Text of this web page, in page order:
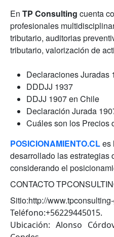
En TP Consulting cuenta
profesionales
tributario, auditorias
tributario, valorización de
Declaraciones Juradas
DDDJJ 1937
DDJJ 1907 en Chile
Declaración Jurada
Cuáles son los Precios
POSICIONAMIENTO.CLes
desarrollado las estrategias
considerando el
CONTACTO
Sitio:http://
Teléfono:+56229445015.
Ubicación: Alonso